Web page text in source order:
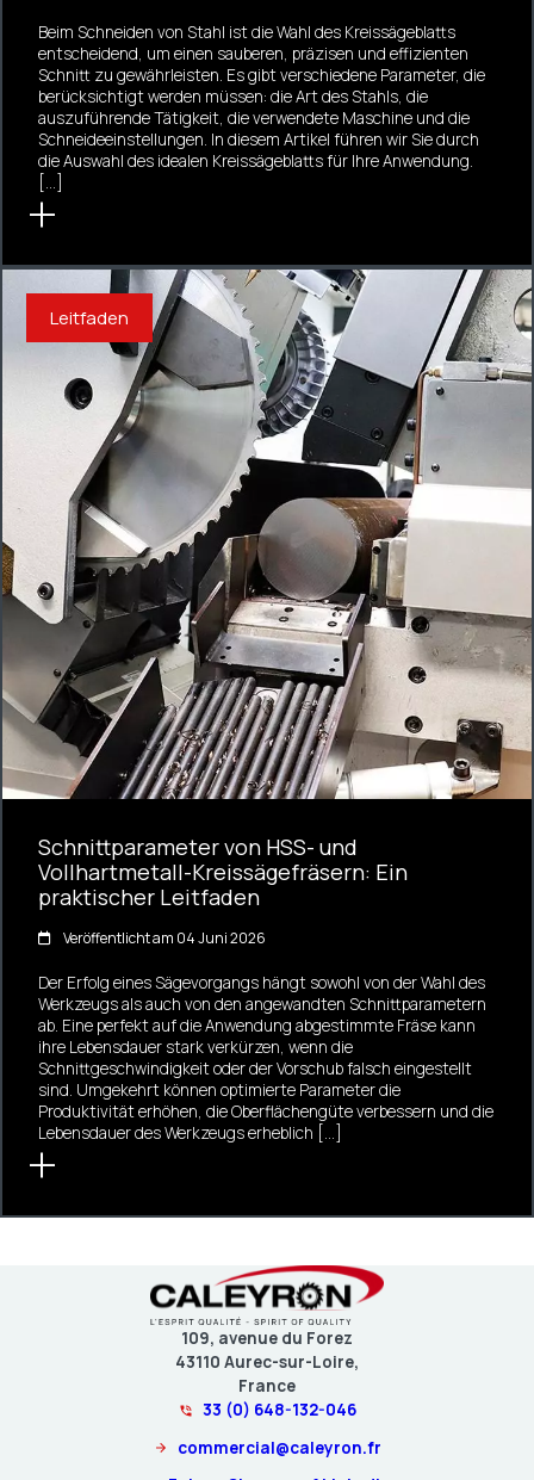
Beim Schneiden von Stahl ist die Wahl des Kreissägeblatts
entscheidend, um einen sauberen, präzisen und effizienten
Schnitt zu gewährleisten. Es gibt verschiedene Parameter, die
berücksichtigt werden müssen: die Art des Stahls, die
auszuführende Tätigkeit, die verwendete Maschine und die
Schneideeinstellungen. In diesem Artikel führen wir Sie durch
die Auswahl des idealen Kreissägeblatts für Ihre Anwendung.
[…]
Leitfaden
Schnittparameter von HSS- und
Vollhartmetall-Kreissägefräsern: Ein
praktischer Leitfaden
Veröffentlicht am 04 Juni 2026
Der Erfolg eines Sägevorgangs hängt sowohl von der Wahl des
Werkzeugs als auch von den angewandten Schnittparametern
ab. Eine perfekt auf die Anwendung abgestimmte Fräse kann
ihre Lebensdauer stark verkürzen, wenn die
Schnittgeschwindigkeit oder der Vorschub falsch eingestellt
sind. Umgekehrt können optimierte Parameter die
Produktivität erhöhen, die Oberflächengüte verbessern und die
Lebensdauer des Werkzeugs erheblich […]
109, avenue du Forez
43110 Aurec-sur-Loire,
France
33 (0) 648-132-046
commercial@caleyron.fr